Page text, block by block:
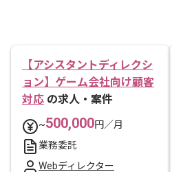
【アシスタントディレクシ
ョン】ゲーム会社向け顧客
対応 の求人・案件
~500,000円／月
業務委託
Webディレクター